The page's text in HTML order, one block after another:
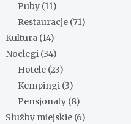
Puby (11)
Restauracje (71)
Kultura (14)
Noclegi (34)
Hotele (23)
Kempingi (3)
Pensjonaty (8)
Służby miejskie (6)